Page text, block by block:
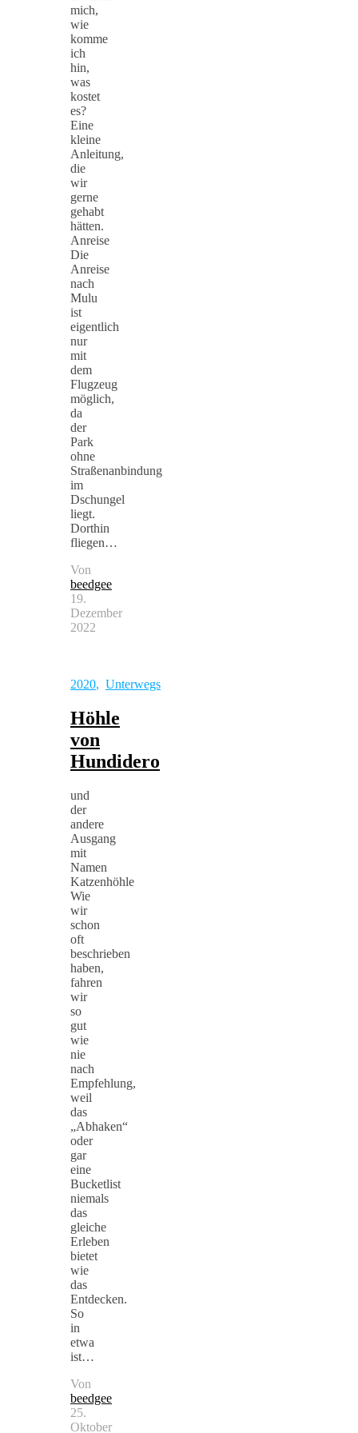
mich,
wie
komme
ich
hin,
was
kostet
es?
Eine
kleine
Anleitung,
die
wir
gerne
gehabt
hätten.
Anreise
Die
Anreise
nach
Mulu
ist
eigentlich
nur
mit
dem
Flugzeug
möglich,
da
der
Park
ohne
Straßenanbindung
im
Dschungel
liegt.
Dorthin
fliegen…
Von
beedgee
19.
Dezember
2022
2020, Unterwegs
Höhle
von
Hundidero
und
der
andere
Ausgang
mit
Namen
Katzenhöhle
Wie
wir
schon
oft
beschrieben
haben,
fahren
wir
so
gut
wie
nie
nach
Empfehlung,
weil
das
„Abhaken“
oder
gar
eine
Bucketlist
niemals
das
gleiche
Erleben
bietet
wie
das
Entdecken.
So
in
etwa
ist…
Von
beedgee
25.
Oktober